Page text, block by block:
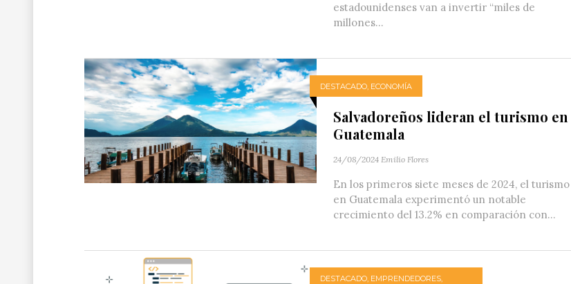
estadounidenses van a invertir “miles de
millones...
DESTACADO ECONOMÍA
Salvadoreños lideran el turismo en
Guatemala
24/08/2024 Emilio Flores
En los primeros siete meses de 2024, el turismo
en Guatemala experimentó un notable
crecimiento del 13.2% en comparación con...
DESTACADO EMPRENDEDORES